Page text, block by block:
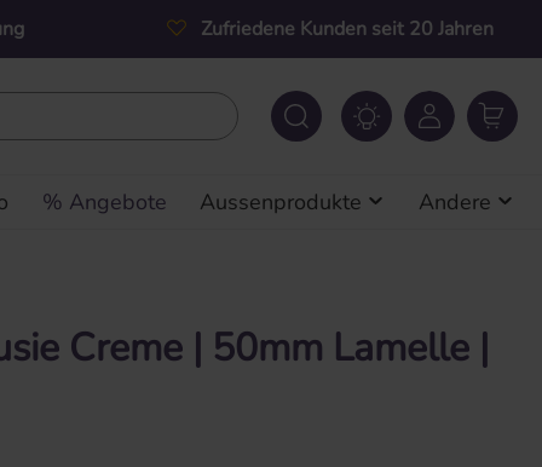
Zufriedene Kunden seit 20 Jahren
% Angebote Aussenprodukte Andere
Creme | 50mm Lamelle |